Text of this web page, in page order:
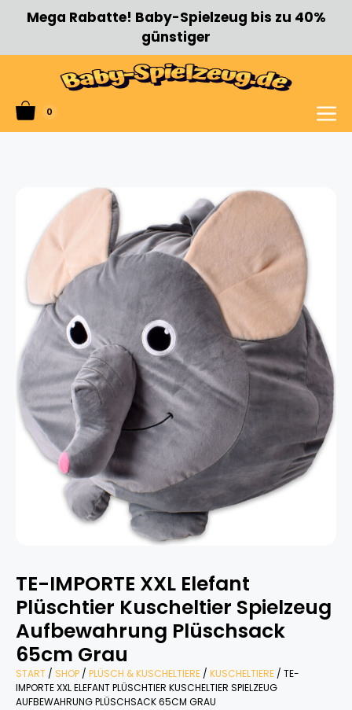
Zum
Inhalt
Mega Rabatte! Baby-Spielzeug bis zu 40%
günstiger
0
Menü
TE-IMPORTE XXL Elefant
Plüschtier Kuscheltier Spielzeug
Aufbewahrung Plüschsack
65cm Grau
START / SHOP / PLÜSCH & KUSCHELTIERE / KUSCHELTIERE / TE-
IMPORTE XXL ELEFANT PLÜSCHTIER KUSCHELTIER SPIELZEUG
AUFBEWAHRUNG PLÜSCHSACK 65CM GRAU